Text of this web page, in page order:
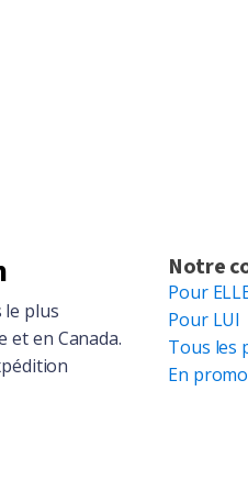
plus
en Canada.
Notre
Pour
Pour LUI
Tous les
En